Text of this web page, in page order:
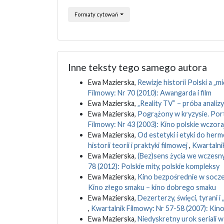
Formaty cytowań
Inne teksty tego samego autora
Ewa Mazierska, Rewizje historii Polski a
Filmowy: Nr 70 (2010): Awangarda i film
Ewa Mazierska, „Reality TV” – próba
Ewa Mazierska, Pogrążony w kryzysie.
Filmowy: Nr 43 (2003): Kino polskie
Ewa Mazierska, Od estetyki i etyki do
historii teorii i praktyki filmowej,
Ewa Mazierska, (Bez)sens życia we
78 (2012): Polskie mity, polskie kompleksy
Ewa Mazierska, Kino bezpośrednie w
Kino złego smaku – kino dobrego smaku
Ewa Mazierska, Dezerterzy, święci, tyrani i
, Kwartalnik Filmowy: Nr 57-58 (2007):
Ewa Mazierska, Niedyskretny urok seriali